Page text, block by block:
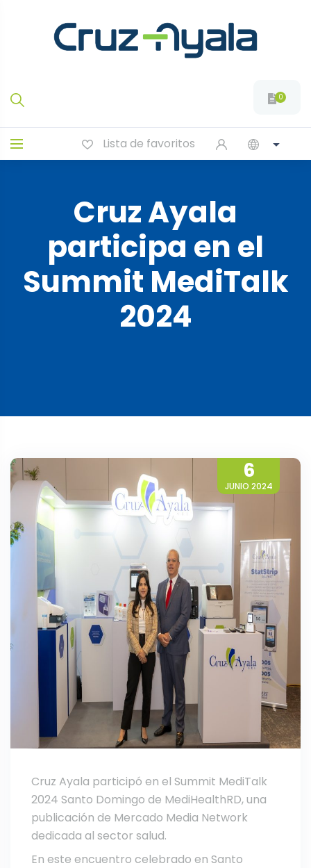
0
Lista de favoritos
Cruz Ayala
participa en el
Summit MediTalk
2024
6
JUNIO 2024
Cruz Ayala participó en el Summit MediTalk
2024 Santo Domingo de MediHealthRD, una
publicación de Mercado Media Network
dedicada al sector salud.
En este encuentro celebrado en Santo